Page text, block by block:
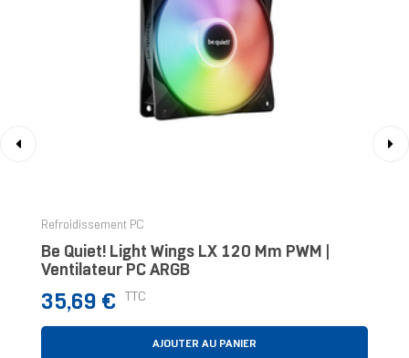
Refroidissement PC
Be Quiet! Light Wings LX 120 Mm PWM |
Ventilateur PC ARGB
Prix
35,69 € TTC
AJOUTER AU PANIER